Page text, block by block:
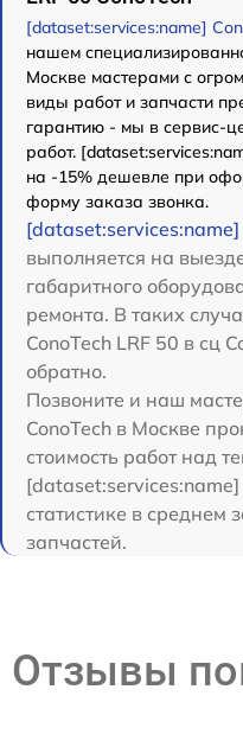
[dataset:services:name]
нашем
Москве мастерами с
виды работ и запчасти
гарантию - мы в сервис-
работ.
на -15% дешевле при
форму заказа звонка.
[dataset:services:name]
выполняется на
габаритного
ремонта. В таких
ConoTech LRF 50 в сц
обратно.
Позвоните и наш
ConoTech в Москве
стоимость работ над
статистике в среднем
запчастей.
Отзывы